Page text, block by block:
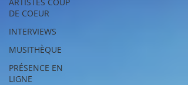
DE COEUR
INTERVIEWS
MUSITHÈQUE
PRÉSENCE EN
LIGNE